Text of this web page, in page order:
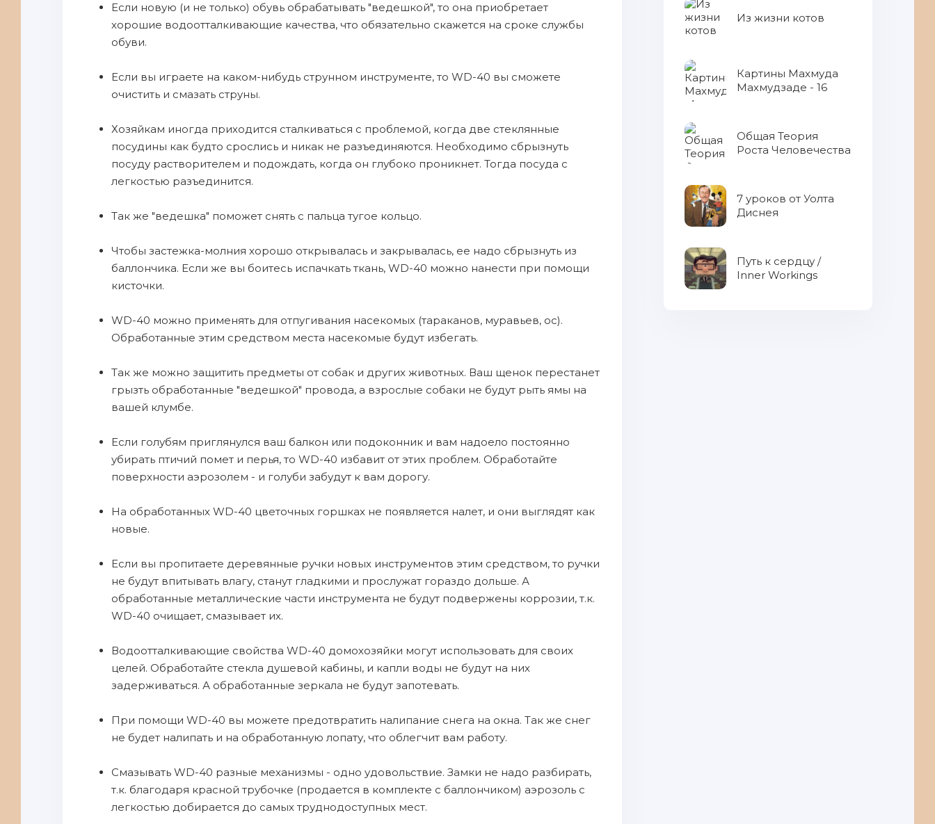
Если новую (и не только) обувь обрабатывать "ведешкой", то она приобретает
хорошие водоотталкивающие качества, что обязательно скажется на сроке службы
обуви.
Если вы играете на каком-нибудь струнном инструменте, то WD-40 вы сможете
очистить и смазать струны.
Хозяйкам иногда приходится сталкиваться с проблемой, когда две стеклянные
посудины как будто срослись и никак не разъединяются. Необходимо сбрызнуть
посуду растворителем и подождать, когда он глубоко проникнет. Тогда посуда с
легкостью разъединится.
Так же "ведешка" поможет снять с пальца тугое кольцо.
Чтобы застежка-молния хорошо открывалась и закрывалась, ее надо сбрызнуть из
баллончика. Если же вы боитесь испачкать ткань, WD-40 можно нанести при помощи
кисточки.
WD-40 можно применять для отпугивания насекомых (тараканов, муравьев, ос).
Обработанные этим средством места насекомые будут избегать.
Так же можно защитить предметы от собак и других животных. Ваш щенок перестанет
грызть обработанные "ведешкой" провода, а взрослые собаки не будут рыть ямы на
вашей клумбе.
Если голубям приглянулся ваш балкон или подоконник и вам надоело постоянно
убирать птичий помет и перья, то WD-40 избавит от этих проблем. Обработайте
поверхности аэрозолем - и голуби забудут к вам дорогу.
На обработанных WD-40 цветочных горшках не появляется налет, и они выглядят как
новые.
Если вы пропитаете деревянные ручки новых инструментов этим средством, то ручки
не будут впитывать влагу, станут гладкими и прослужат гораздо дольше. А
обработанные металлические части инструмента не будут подвержены коррозии, т.к.
WD-40 очищает, смазывает их.
Водоотталкивающие свойства WD-40 домохозяйки могут использовать для своих
целей. Обработайте стекла душевой кабины, и капли воды не будут на них
задерживаться. А обработанные зеркала не будут запотевать.
При помощи WD-40 вы можете предотвратить налипание снега на окна. Так же снег
не будет налипать и на обработанную лопату, что облегчит вам работу.
Смазывать WD-40 разные механизмы - одно удовольствие. Замки не надо разбирать,
т.к. благодаря красной трубочке (продается в комплекте с баллончиком) аэрозоль с
легкостью добирается до самых труднодоступных мест.
Из жизни котов
Картины Махмуда
Махмудзаде - 16
Общая Теория
Роста Человечества
7 уроков от Уолта
Диснея
Путь к сердцу /
Inner Workings